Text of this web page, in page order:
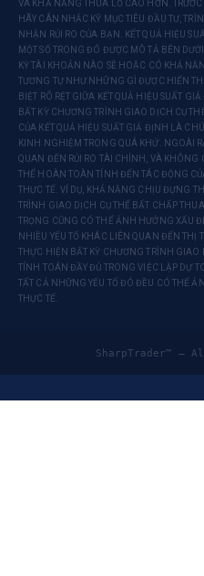
VÀ KHẢ NĂNG THUA LỖ CAO HƠN.
HÃY CÂN NHẮC KỸ MỤC TIÊU ĐẦU TƯ,
NHẬN RỦI RO CỦA BẠN. KẾT QUẢ HIỆU
MỘT SỐ TRONG ĐÓ ĐƯỢC MÔ TẢ BÊN
KỲ TÀI KHOẢN NÀO SẼ HOẶC CÓ KHẢ
TƯƠNG TỰ NHƯ NHỮNG GÌ ĐƯỢC HIỂN
BIỆT RÕ RỆT GIỮA KẾT QUẢ HIỆU SUẤT
BẤT KỲ CHƯƠNG TRÌNH GIAO DỊCH CỤ
CỦA KẾT QUẢ HIỆU SUẤT GIẢ ĐỊNH LÀ
KINH NGHIỆM TRONG QUÁ KHỨ. NGOÀI
QUAN ĐẾN RỦI RO TÀI CHÍNH, VÀ
THỂ HOÀN TOÀN TÍNH ĐẾN TÁC ĐỘNG
THỰC TẾ. VÍ DỤ, KHẢ NĂNG CHỊU ĐỰNG
TRÌNH GIAO DỊCH CỤ THỂ BẤT CHẤP
TRỌNG CŨNG CÓ THỂ ẢNH HƯỞNG XẤU
NHIỀU YẾU TỐ KHÁC LIÊN QUAN ĐẾN
THỰC HIỆN BẤT KỲ CHƯƠNG TRÌNH
TÍNH TOÁN ĐẦY ĐỦ TRONG VIỆC LẬP DỰ
TẤT CẢ NHỮNG YẾU TỐ ĐÓ ĐỀU CÓ THỂ
THỰC TẾ.
SharpTrader™ —